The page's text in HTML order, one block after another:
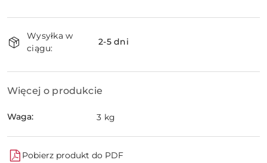
i
dostawa
Wysyłka w
ciągu:
2-5 dni
Więcej o produkcie
Waga: 3 kg
Pobierz produkt do PDF